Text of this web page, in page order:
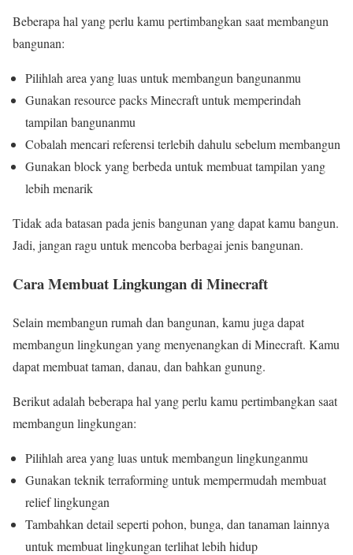
Beberapa hal yang perlu kamu pertimbangkan saat membangun
bangunan:
Pilihlah area yang luas untuk membangun bangunanmu
Gunakan resource packs Minecraft untuk memperindah
tampilan bangunanmu
Cobalah mencari referensi terlebih dahulu sebelum membangun
Gunakan block yang berbeda untuk membuat tampilan yang
lebih menarik
Tidak ada batasan pada jenis bangunan yang dapat kamu bangun.
Jadi, jangan ragu untuk mencoba berbagai jenis bangunan.
Cara Membuat Lingkungan di Minecraft
Selain membangun rumah dan bangunan, kamu juga dapat
membangun lingkungan yang menyenangkan di Minecraft. Kamu
dapat membuat taman, danau, dan bahkan gunung.
Berikut adalah beberapa hal yang perlu kamu pertimbangkan saat
membangun lingkungan:
Pilihlah area yang luas untuk membangun lingkunganmu
Gunakan teknik terraforming untuk mempermudah membuat
relief lingkungan
Tambahkan detail seperti pohon, bunga, dan tanaman lainnya
untuk membuat lingkungan terlihat lebih hidup